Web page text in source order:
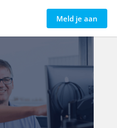
Meld je aan